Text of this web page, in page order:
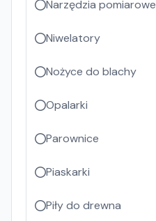
Narzędzia pomiarowe
Niwelatory
Nożyce do blachy
Opalarki
Parownice
Piaskarki
Piły do drewna